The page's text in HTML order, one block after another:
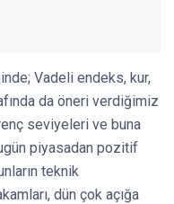
Vadeli endeks, kur,
da öneri verdiğimiz
seviyeleri ve buna
piyasadan pozitif
teknik
dün çok açığa